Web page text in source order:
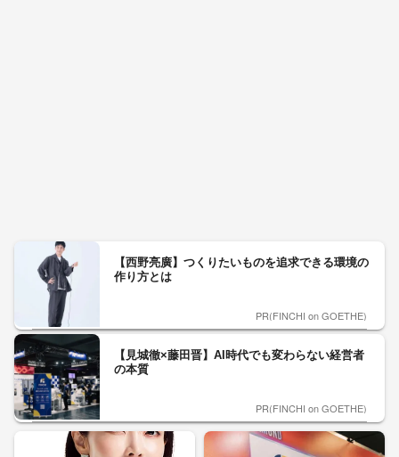
【西野亮廣】つくりたいものを追求できる環境の
作り方とは
PR(FINCHI on GOETHE)
【見城徹×藤田晋】AI時代でも変わらない経営者
の本質
PR(FINCHI on GOETHE)